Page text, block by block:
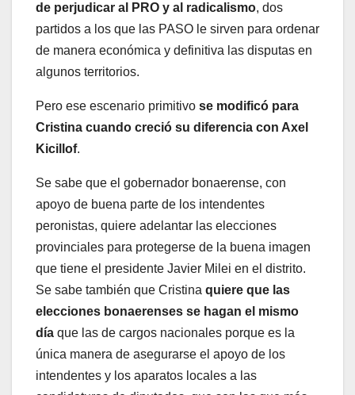
de perjudicar al PRO y al radicalismo, dos
partidos a los que las PASO le sirven para ordenar
de manera económica y definitiva las disputas en
algunos territorios.
Pero ese escenario primitivo se modificó para
Cristina cuando creció su diferencia con Axel
Kicillof.
Se sabe que el gobernador bonaerense, con
apoyo de buena parte de los intendentes
peronistas, quiere adelantar las elecciones
provinciales para protegerse de la buena imagen
que tiene el presidente Javier Milei en el distrito.
Se sabe también que Cristina quiere que las
elecciones bonaerenses se hagan el mismo
día que las de cargos nacionales porque es la
única manera de asegurarse el apoyo de los
intendentes y los aparatos locales a las